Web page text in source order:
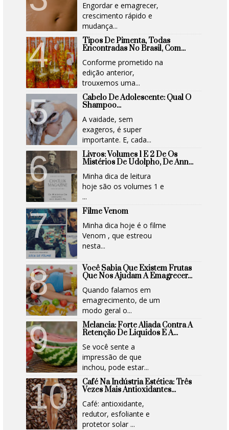
Engordar e emagrecer,
crescimento rápido e
mudança...
Tipos De Pimenta, Todas
Encontradas No Brasil, Com...
Conforme prometido na
edição anterior,
trouxemos uma...
Cabelo De Adolescente: Qual O
Shampoo...
A vaidade, sem
exageros, é super
importante. E, cada...
Livros: Volumes 1 E 2 De Os
Mistérios De Udolpho, De Ann...
Minha dica de leitura
hoje são os volumes 1 e
...
Filme Venom
Minha dica hoje é o filme
Venom , que estreou
nesta...
Você Sabia Que Existem Frutas
Que Nos Ajudam A Emagrecer...
Quando falamos em
emagrecimento, de um
modo geral o...
Melancia: Forte Aliada Contra A
Retenção De Liquidos E A...
Se você sente a
impressão de que
inchou, pode estar...
Café Na Indústria Estética: Três
Vezes Mais Antioxidantes...
Café: antioxidante,
redutor, esfoliante e
protetor solar ...